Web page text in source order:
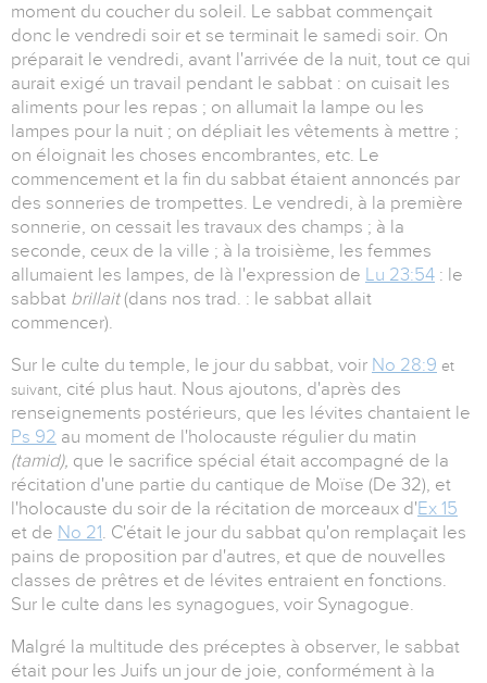
moment du coucher du soleil. Le sabbat commençait
donc le vendredi soir et se terminait le samedi soir. On
préparait le vendredi, avant l'arrivée de la nuit, tout ce qui
aurait exigé un travail pendant le sabbat : on cuisait les
aliments pour les repas ; on allumait la lampe ou les
lampes pour la nuit ; on dépliait les vêtements à mettre ;
on éloignait les choses encombrantes, etc. Le
commencement et la fin du sabbat étaient annoncés par
des sonneries de trompettes. Le vendredi, à la première
sonnerie, on cessait les travaux des champs ; à la
seconde, ceux de la ville ; à la troisième, les femmes
allumaient les lampes, de là l'expression de Lu 23:54 : le
sabbat brillait (dans nos trad. : le sabbat allait
commencer).
Sur le culte du temple, le jour du sabbat, voir No 28:9 et
suivant, cité plus haut. Nous ajoutons, d'après des
renseignements postérieurs, que les lévites chantaient le
Ps 92 au moment de l'holocauste régulier du matin
(tamid), que le sacrifice spécial était accompagné de la
récitation d'une partie du cantique de Moïse (De 32), et
l'holocauste du soir de la récitation de morceaux d'Ex 15
et de No 21. C'était le jour du sabbat qu'on remplaçait les
pains de proposition par d'autres, et que de nouvelles
classes de prêtres et de lévites entraient en fonctions.
Sur le culte dans les synagogues, voir Synagogue.
Malgré la multitude des préceptes à observer, le sabbat
était pour les Juifs un jour de joie, conformément à la